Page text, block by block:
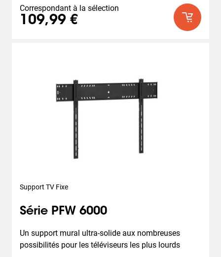
Correspondant à la sélection
109,99 €
Support TV Fixe
Série PFW 6000
Un support mural ultra-solide aux nombreuses
possibilités pour les téléviseurs les plus lourds